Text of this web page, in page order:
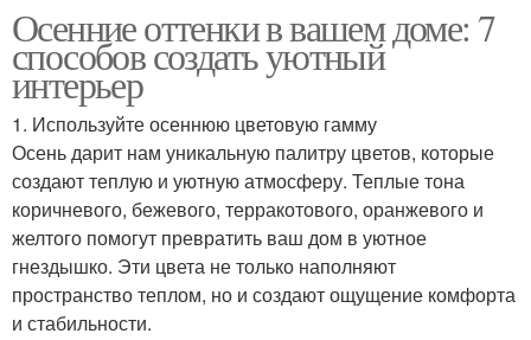
Осенние оттенки в вашем доме: 7
способов создать уютный
интерьер
1. Используйте осеннюю цветовую гамму
Осень дарит нам уникальную палитру цветов, которые
создают теплую и уютную атмосферу. Теплые тона
коричневого, бежевого, терракотового, оранжевого и
желтого помогут превратить ваш дом в уютное
гнездышко. Эти цвета не только наполняют
пространство теплом, но и создают ощущение комфорта
и стабильности.